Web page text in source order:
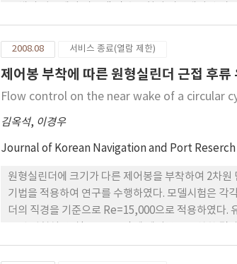
2008.08 서비스 종료(열람 제한)
제어봉 부착에 따른 원형실린더 근접 후
Flow control on the near wake of a circular
김옥석, 이경우
Journal of Korean Navigation and Port Reserch
원형실린더에 크기가 다른 제어봉을 부착하여 2차
기법을 적용하여 연구를 수행하였다. 모델시험은
더의 직경을 기준으로 Re=15,000으로 적용하였다.
있었다.